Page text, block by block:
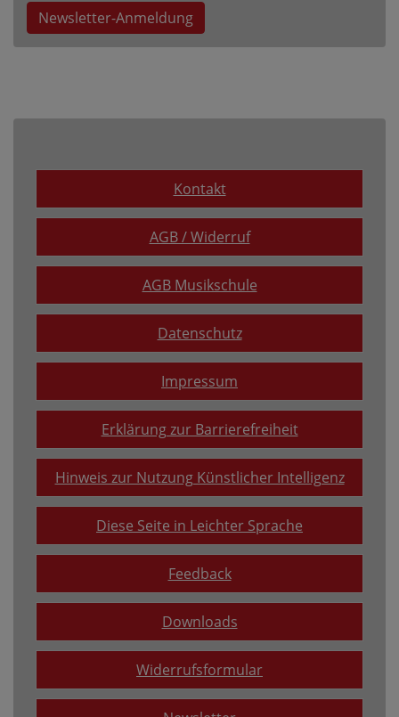
Newsletter-Anmeldung
Kontakt
AGB / Widerruf
AGB Musikschule
Datenschutz
Impressum
Erklärung zur Barrierefreiheit
Hinweis zur Nutzung Künstlicher Intelligenz
Diese Seite in Leichter Sprache
Feedback
Downloads
Widerrufsformular